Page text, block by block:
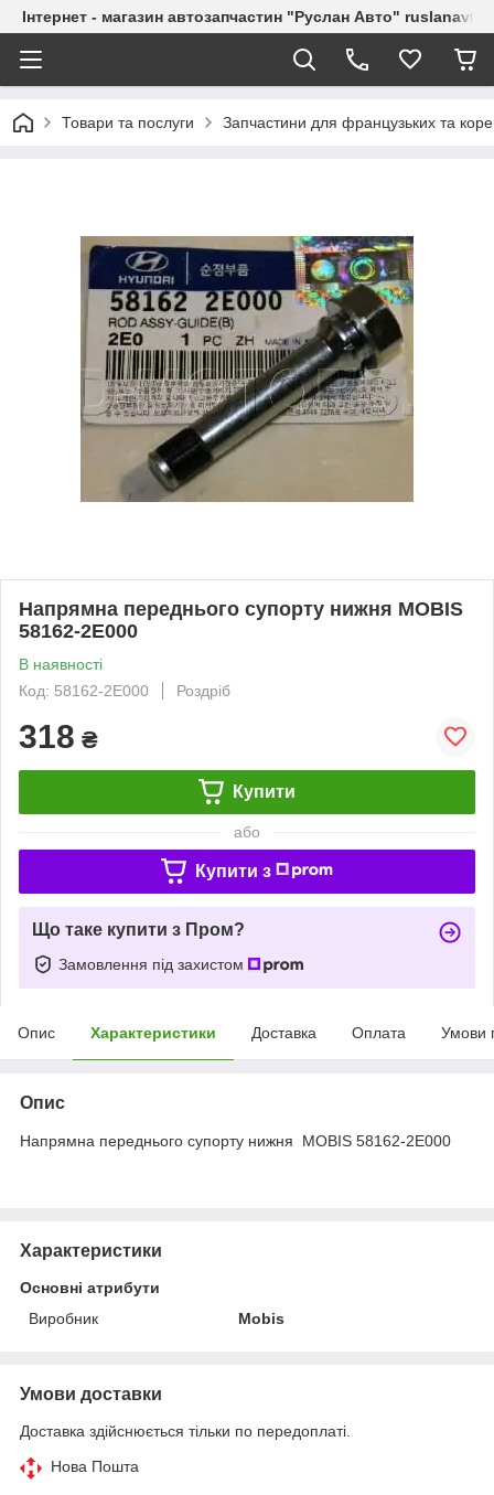
Інтернет - магазин автозапчастин "Руслан Авто"
Товари та послуги Запчастини для французьких та
Напрямна переднього супорту нижня MOBIS
58162-2E000
В наявності
Код: 58162-2E000
Роздріб
318 ₴
Купити
або
Купити з
Що таке купити з Пром?
Замовлення під захистом
Опис Характеристики Доставка Оплата Умови
Опис
Напрямна переднього супорту нижня MOBIS 58162-2E000
Характеристики
Основні атрибути
Виробник
Mobis
Умови доставки
Доставка здійснюється тільки по передоплаті.
Нова Пошта